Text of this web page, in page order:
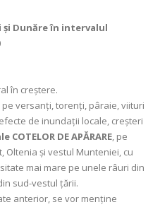
Dunăre în intervalul
în creştere.
versanţi, torenţi, pâraie, viituri
de inundaţii locale, creşteri
COTELOR DE APĂRARE, pe
Oltenia şi vestul Munteniei, cu
mai mare pe unele râuri din
sud-vestul ţării.
anterior, se vor menţine